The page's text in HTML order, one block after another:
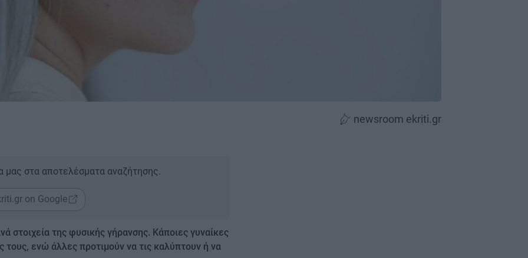
newsroom ekriti.gr
μας στα αποτελέσματα αναζήτησης.
on Google
στοιχεία της φυσικής γήρανσης. Κάποιες γυναίκες
τους, ενώ άλλες προτιμούν να τις καλύπτουν ή να